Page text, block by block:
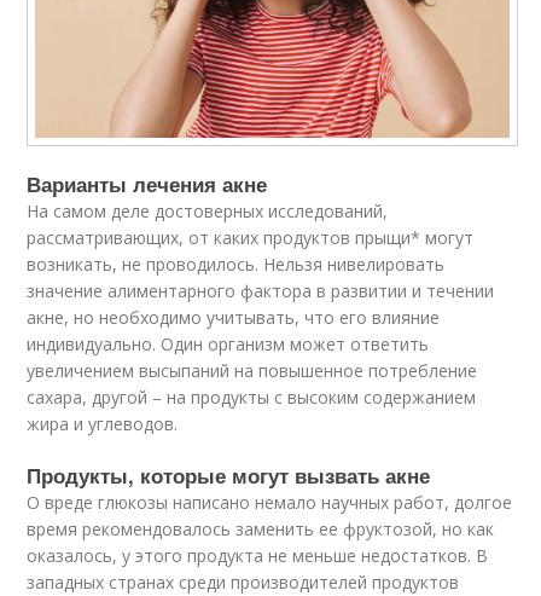
Варианты лечения акне
На самом деле достоверных исследований,
рассматривающих, от каких продуктов прыщи* могут
возникать, не проводилось. Нельзя нивелировать
значение алиментарного фактора в развитии и течении
акне, но необходимо учитывать, что его влияние
индивидуально. Один организм может ответить
увеличением высыпаний на повышенное потребление
сахара, другой – на продукты с высоким содержанием
жира и углеводов.
Продукты, которые могут вызвать акне
О вреде глюкозы написано немало научных работ, долгое
время рекомендовалось заменить ее фруктозой, но как
оказалось, у этого продукта не меньше недостатков. В
западных странах среди производителей продуктов